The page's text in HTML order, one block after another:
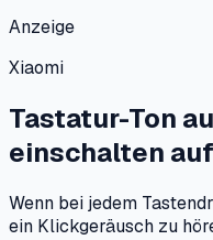
Anzeige
Xiaomi
Tastatur-Ton
einschalten auf
Wenn bei jedem
ein Klickgeräusch zu